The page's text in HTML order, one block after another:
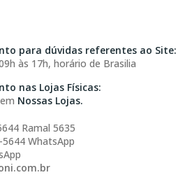
para dúvidas referentes ao Site:
às 17h, horário de Brasilia
nas Lojas Físicas:
Nossas Lojas.
Ramal 5635
WhatsApp